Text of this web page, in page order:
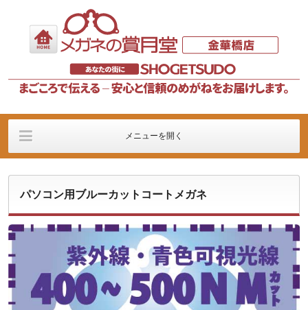
メニューを開く
イベント 販売記
パソコン用ブルーカットコートメガネ